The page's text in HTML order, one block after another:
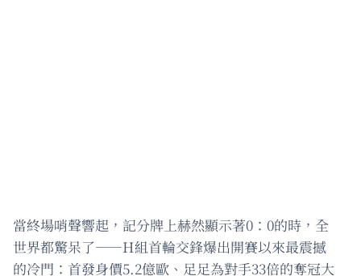
當終場哨聲響起，記分牌上赫然顯示著0：0的時，全
世界都驚呆了——H組首輪交鋒爆出開賽以來最震撼
的冷門：首發身價5.2億歐、足足為對手33倍的奪冠大